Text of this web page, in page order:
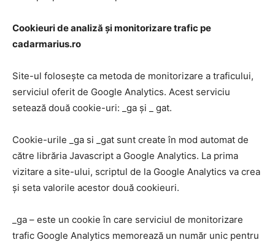
Cookieuri de analiză și monitorizare trafic pe
cadarmarius.ro
Site-ul folosește ca metoda de monitorizare a traficului,
serviciul oferit de Google Analytics. Acest serviciu
setează două cookie-uri: _ga și _ gat.
Cookie-urile _ga si _gat sunt create în mod automat de
către librăria Javascript a Google Analytics. La prima
vizitare a site-ului, scriptul de la Google Analytics va crea
și seta valorile acestor două cookieuri.
_ga – este un cookie în care serviciul de monitorizare
trafic Google Analytics memorează un număr unic pentru